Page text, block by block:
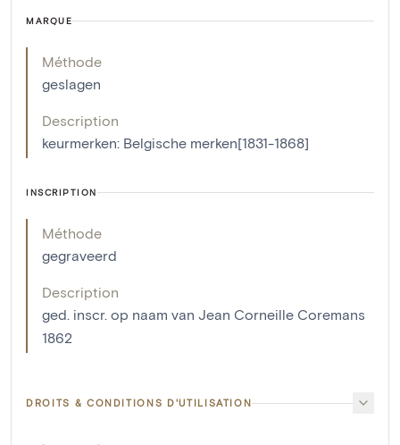
MARQUE
Méthode
geslagen
Description
keurmerken: Belgische merken[1831-1868]
INSCRIPTION
Méthode
gegraveerd
Description
ged. inscr. op naam van Jean Corneille Coremans
1862
DROITS & CONDITIONS D'UTILISATION